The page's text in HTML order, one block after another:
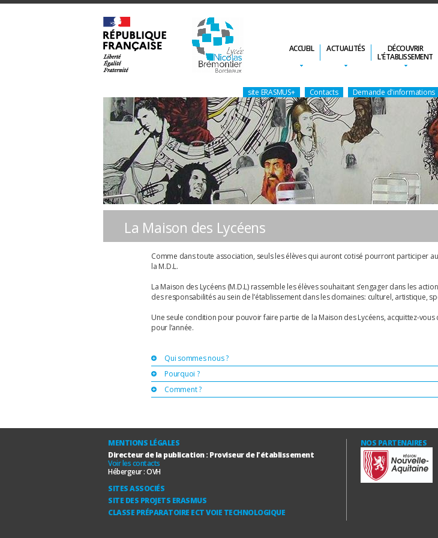
ACCUEIL ACTUALITÉS
DÉCOUVRIR
L'ÉTABLISSEMENT
site ERASMUS+ Contacts Demande d'informations
La Maison des Lycéens
Comme dans toute association, seuls les élèves qui auront cotisé pourront participer
la M.D.L.
La Maison des Lycéens (M.D.L) rassemble les élèves souhaitant s’engager dans les
des responsabilités au sein de l’établissement dans les domaines: culturel, artistique,
Une seule condition pour pouvoir faire partie de la Maison des Lycéens, acquittez-vous
pour l’année.
Qui sommes nous ?
Pourquoi ?
Comment ?
MENTIONS LÉGALES
Directeur de la publication : Proviseur de l'établissement
Voir les contacts
Hébergeur :OVH
SITES ASSOCIÉS
SITE DES PROJETS ERASMUS
CLASSE PRÉPARATOIRE ECT VOIE TECHNOLOGIQUE
NOS PARTENAIRES